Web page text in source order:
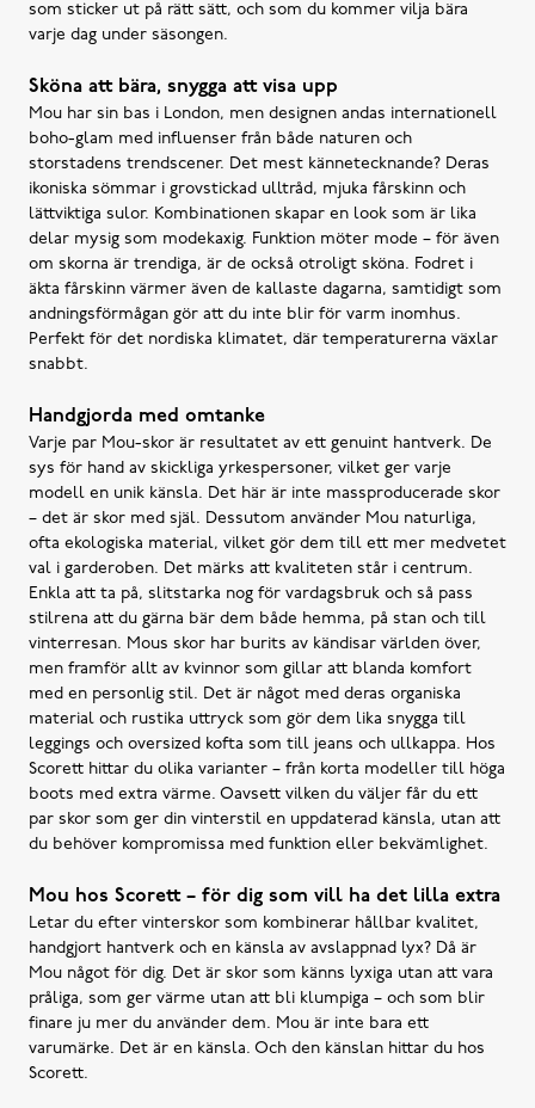
som sticker ut på rätt sätt, och som du kommer vilja bära
varje dag under säsongen.
Sköna att bära, snygga att visa upp
Mou har sin bas i London, men designen andas internationell
boho-glam med influenser från både naturen och
storstadens trendscener. Det mest kännetecknande? Deras
ikoniska sömmar i grovstickad ulltråd, mjuka fårskinn och
lättviktiga sulor. Kombinationen skapar en look som är lika
delar mysig som modekaxig. Funktion möter mode – för även
om skorna är trendiga, är de också otroligt sköna. Fodret i
äkta fårskinn värmer även de kallaste dagarna, samtidigt som
andningsförmågan gör att du inte blir för varm inomhus.
Perfekt för det nordiska klimatet, där temperaturerna växlar
snabbt.
Handgjorda med omtanke
Varje par Mou-skor är resultatet av ett genuint hantverk. De
sys för hand av skickliga yrkespersoner, vilket ger varje
modell en unik känsla. Det här är inte massproducerade skor
– det är skor med själ. Dessutom använder Mou naturliga,
ofta ekologiska material, vilket gör dem till ett mer medvetet
val i garderoben. Det märks att kvaliteten står i centrum.
Enkla att ta på, slitstarka nog för vardagsbruk och så pass
stilrena att du gärna bär dem både hemma, på stan och till
vinterresan. Mous skor har burits av kändisar världen över,
men framför allt av kvinnor som gillar att blanda komfort
med en personlig stil. Det är något med deras organiska
material och rustika uttryck som gör dem lika snygga till
leggings och oversized kofta som till jeans och ullkappa. Hos
Scorett hittar du olika varianter – från korta modeller till höga
boots med extra värme. Oavsett vilken du väljer får du ett
par skor som ger din vinterstil en uppdaterad känsla, utan att
du behöver kompromissa med funktion eller bekvämlighet.
Mou hos Scorett – för dig som vill ha det lilla extra
Letar du efter vinterskor som kombinerar hållbar kvalitet,
handgjort hantverk och en känsla av avslappnad lyx? Då är
Mou något för dig. Det är skor som känns lyxiga utan att vara
pråliga, som ger värme utan att bli klumpiga – och som blir
finare ju mer du använder dem. Mou är inte bara ett
varumärke. Det är en känsla. Och den känslan hittar du hos
Scorett.